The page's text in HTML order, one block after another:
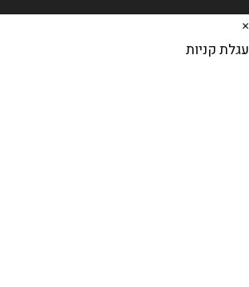
×
עגלת קניות